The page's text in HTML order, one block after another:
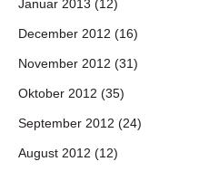
Januar 2013 (12)
December 2012 (16)
November 2012 (31)
Oktober 2012 (35)
September 2012 (24)
August 2012 (12)